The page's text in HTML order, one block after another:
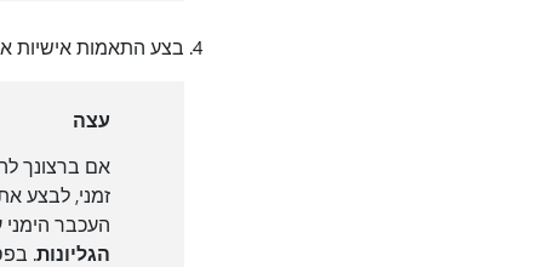
בצע התאמות אישיות
עצה
אם ברצונך
זמני, לבצע
העכבר
הגליונות.